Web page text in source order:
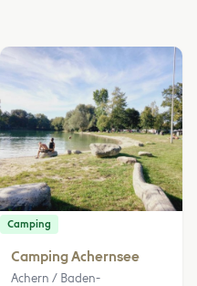
Camping
Camping Achernsee
Achern / Baden-